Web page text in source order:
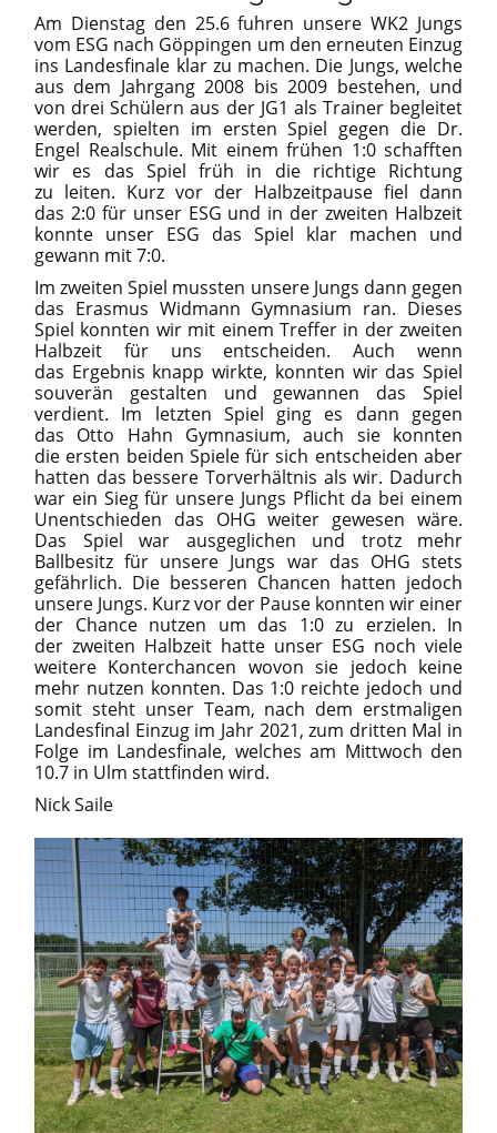
Am Dienstag den 25.6 fuhren unsere WK2 Jungs
vom ESG nach Göppingen um den erneuten Einzug
ins Landesfinale klar zu machen. Die Jungs, welche
aus dem Jahrgang 2008 bis 2009 bestehen, und
von drei Schülern aus der JG1 als Trainer begleitet
werden, spielten im ersten Spiel gegen die Dr.
Engel Realschule. Mit einem frühen 1:0 schafften
wir es das Spiel früh in die richtige Richtung
zu leiten. Kurz vor der Halbzeitpause fiel dann
das 2:0 für unser ESG und in der zweiten Halbzeit
konnte unser ESG das Spiel klar machen und
gewann mit 7:0.
Im zweiten Spiel mussten unsere Jungs dann gegen
das Erasmus Widmann Gymnasium ran. Dieses
Spiel konnten wir mit einem Treffer in der zweiten
Halbzeit für uns entscheiden. Auch wenn
das Ergebnis knapp wirkte, konnten wir das Spiel
souverän gestalten und gewannen das Spiel
verdient. Im letzten Spiel ging es dann gegen
das Otto Hahn Gymnasium, auch sie konnten
die ersten beiden Spiele für sich entscheiden aber
hatten das bessere Torverhältnis als wir. Dadurch
war ein Sieg für unsere Jungs Pflicht da bei einem
Unentschieden das OHG weiter gewesen wäre.
Das Spiel war ausgeglichen und trotz mehr
Ballbesitz für unsere Jungs war das OHG stets
gefährlich. Die besseren Chancen hatten jedoch
unsere Jungs. Kurz vor der Pause konnten wir einer
der Chance nutzen um das 1:0 zu erzielen. In
der zweiten Halbzeit hatte unser ESG noch viele
weitere Konterchancen wovon sie jedoch keine
mehr nutzen konnten. Das 1:0 reichte jedoch und
somit steht unser Team, nach dem erstmaligen
Landesfinal Einzug im Jahr 2021, zum dritten Mal in
Folge im Landesfinale, welches am Mittwoch den
10.7 in Ulm stattfinden wird.
Nick Saile